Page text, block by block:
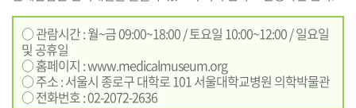
○ 관람시간 : 월~금 09:00~18:00 / 토요일 10:00~12:00 / 일요일
및 공휴일
○ 홈페이지 :www.medicalmuseum.org
○ 주소 : 서울시 종로구 대학로 101 서울대학교병원 의학박물관
○ 전화번호 : 02-2072-2636